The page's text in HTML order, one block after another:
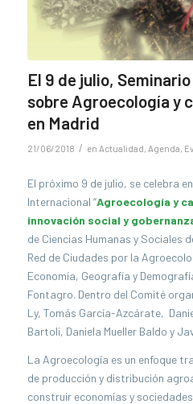
El 9 de julio,
sobre Agroecología y
en Madrid
21/06/2018 / en Actualidad, Agenda,
El próximo 9 de julio, se celebra
Internacional “Agroecología y
innovación social y
de Ciencias Humanas y Sociales
Red de Ciudades por la
Economía, Geografía y
Fontagro. Dentro del Comité
Ly, Tomás García-Azcárate,
Bartoli, Daniela Mueller Baldo y
La Agroecología es un enfoque
de producción y distribución
construir economías y